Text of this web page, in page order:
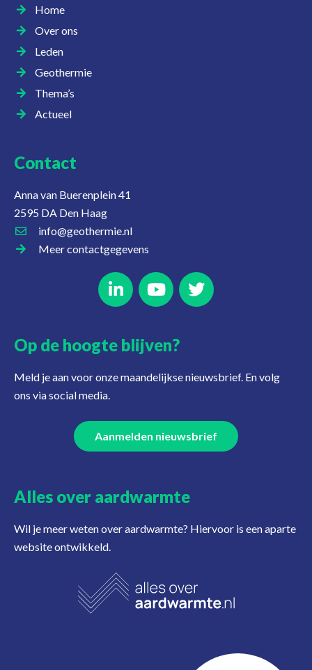
Home
Over ons
Leden
Geothermie
Thema’s
Actueel
Contact
Anna van Buerenplein 41
2595 DA Den Haag
info@geothermie.nl
Meer contactgegevens
Op de hoogte blijven?
Meld je aan voor onze maandelijkse nieuwsbrief. En volg
ons via social media.
Aanmelden nieuwsbrief
Alles over aardwarmte
Wil je meer weten over aardwarmte? Hiervoor is een aparte
website ontwikkeld.